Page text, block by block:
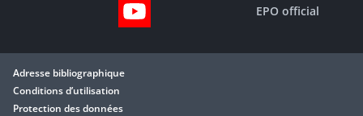
EPO official
Adresse bibliographique
Conditions d’utilisation
Protection des données